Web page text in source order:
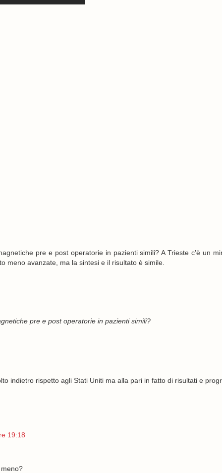
pre e post operatorie in pazienti simili? A Trieste c'è un
meno avanzate, ma la sintesi e il risultato è simile.
pre e post operatorie in pazienti simili?
indietro rispetto agli Stati Uniti ma alla pari in fatto di risultati e
19:18